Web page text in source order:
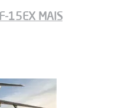
15EX MAIS